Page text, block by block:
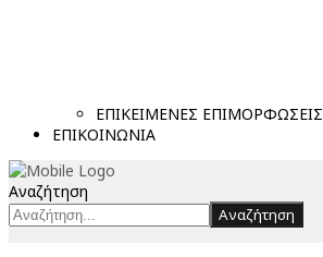
ΕΠΙΚΕΙΜΕΝΕΣ ΕΠΙΜΟΡΦΩΣΕΙΣ
ΕΠΙΚΟΙΝΩΝΙΑ
Αναζήτηση
Αναζήτηση